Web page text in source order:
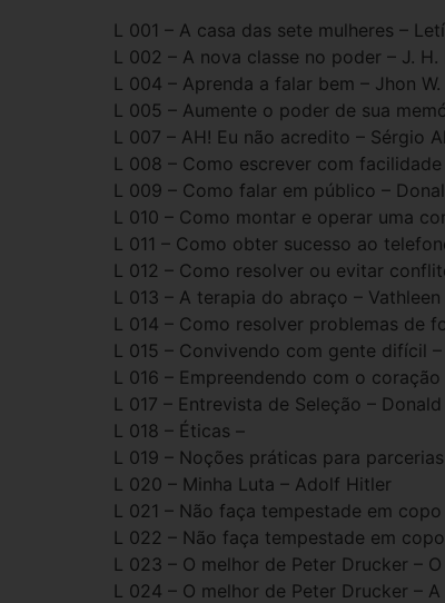
L 001 – A casa das sete mulheres –
L 002 – A nova classe no poder – J. H.
L 004 – Aprenda a falar bem – Jhon W.
L 005 – Aumente o poder de sua
L 007 – AH! Eu não acredito – Sérgio
L 008 – Como escrever com facilidade
L 009 – Como falar em público –
L 010 – Como montar e operar uma
L 011 – Como obter sucesso ao
L 012 – Como resolver ou evitar
L 013 – A terapia do abraço – Vathleen
L 014 – Como resolver problemas de
L 015 – Convivendo com gente difícil –
L 016 – Empreendendo com o
L 017 – Entrevista de Seleção – Donald
L 018 – Éticas –
L 019 – Noções práticas para
L 020 – Minha Luta – Adolf Hitler
L 021 – Não faça tempestade em
L 022 – Não faça tempestade em
L 023 – O melhor de Peter Drucker –
L 024 – O melhor de Peter Drucker –